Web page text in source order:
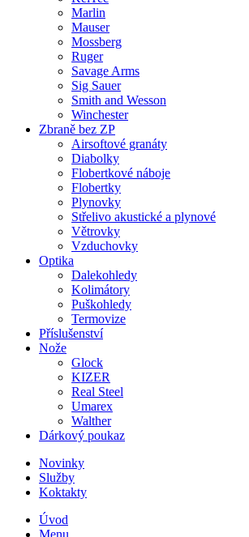
Marlin
Mauser
Mossberg
Ruger
Savage Arms
Sig Sauer
Smith and Wesson
Winchester
Zbraně bez ZP
Airsoftové granáty
Diabolky
Flobertkové náboje
Flobertky
Plynovky
Střelivo akustické a plynové
Větrovky
Vzduchovky
Optika
Dalekohledy
Kolimátory
Puškohledy
Termovize
Příslušenství
Nože
Glock
KIZER
Real Steel
Umarex
Walther
Dárkový poukaz
Novinky
Služby
Koktakty
Úvod